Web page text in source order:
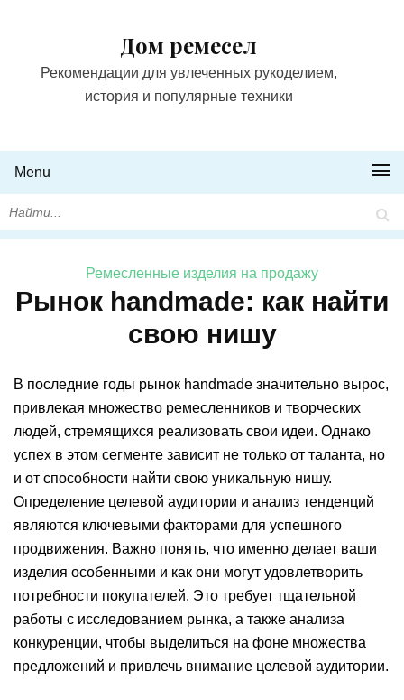
Дом ремесел
Рекомендации для увлеченных рукоделием,
история и популярные техники
Menu
Ремесленные изделия на продажу
Рынок handmade: как найти
свою нишу
В последние годы рынок handmade значительно вырос,
привлекая множество ремесленников и творческих
людей, стремящихся реализовать свои идеи. Однако
успех в этом сегменте зависит не только от таланта, но
и от способности найти свою уникальную нишу.
Определение целевой аудитории и анализ тенденций
являются ключевыми факторами для успешного
продвижения. Важно понять, что именно делает ваши
изделия особенными и как они могут удовлетворить
потребности покупателей. Это требует тщательной
работы с исследованием рынка, а также анализа
конкуренции, чтобы выделиться на фоне множества
предложений и привлечь внимание целевой аудитории.